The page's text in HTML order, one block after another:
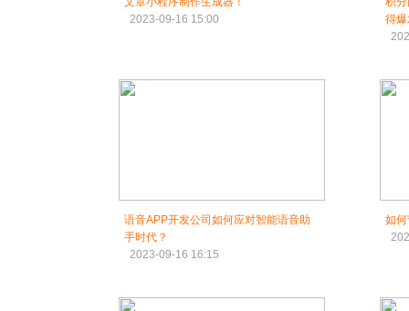
2023-09-16 15:00
得
语音APP开发公司如何应对智能语音助
手时代？
2023-09-16 16:15
如